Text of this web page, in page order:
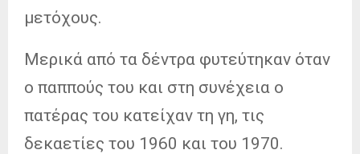
μετόχους.
Μερικά από τα δέντρα φυτεύτηκαν όταν
ο παππούς του και στη συνέχεια ο
πατέρας του κατείχαν τη γη, τις
δεκαετίες του 1960 και του 1970.